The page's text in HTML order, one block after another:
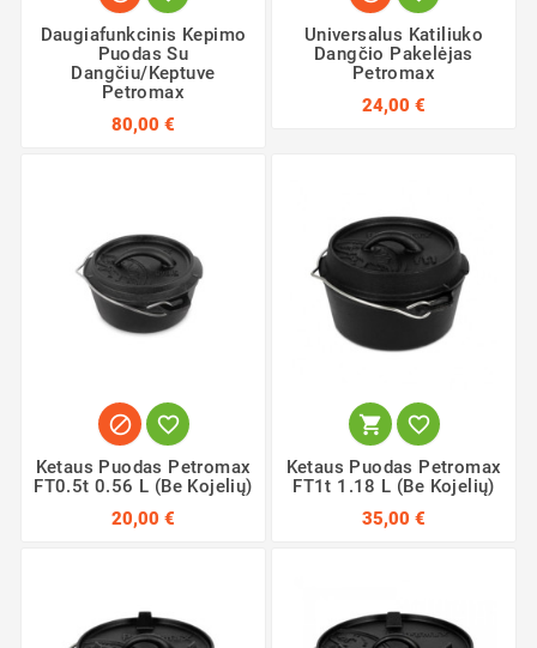
Daugiafunkcinis Kepimo
Puodas Su
Dangčiu/keptuve
Petromax
80,00 €
Universalus Katiliuko
Dangčio Pakelėjas
Petromax
24,00 €
 
Ketaus Puodas Petromax
FT0.5t 0.56 L (be Kojelių)
20,00 €
 
Ketaus Puodas Petromax
FT1t 1.18 L (Be Kojelių)
35,00 €